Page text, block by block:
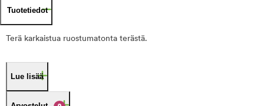
Tuotetiedot
Terä karkaistua ruostumatonta terästä.
Lue lisää